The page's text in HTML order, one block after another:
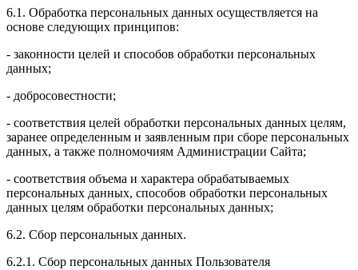
6.1. Обработка персональных данных осуществляется на
основе следующих принципов:
- законности целей и способов обработки персональных
данных;
- добросовестности;
- соответствия целей обработки персональных данных целям,
заранее определенным и заявленным при сборе персональных
данных, а также полномочиям Администрации Сайта;
- соответствия объема и характера обрабатываемых
персональных данных, способов обработки персональных
данных целям обработки персональных данных;
6.2. Сбор персональных данных.
6.2.1. Сбор персональных данных Пользователя